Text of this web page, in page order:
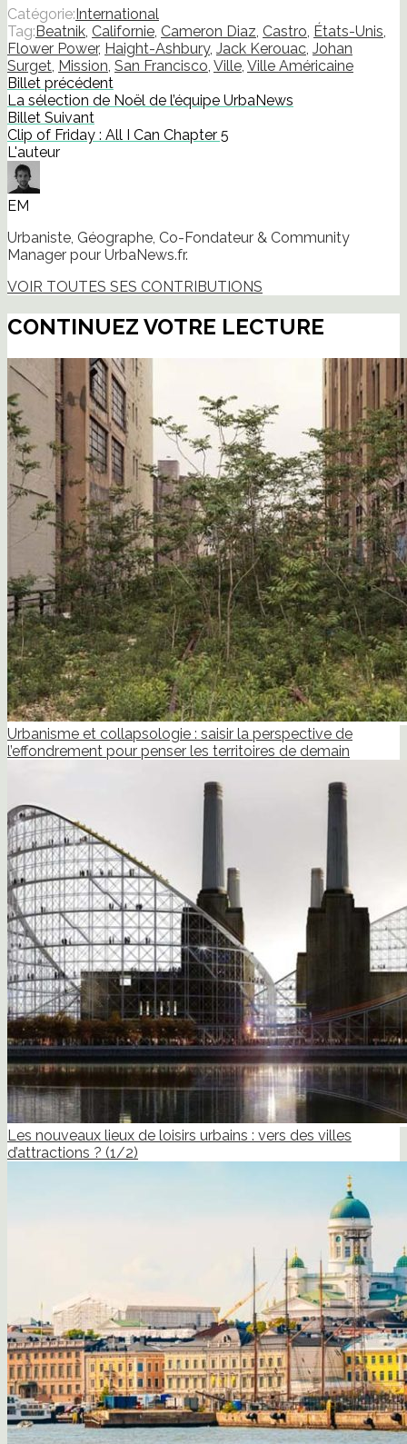
Facebook(ouvre
dans
une
nouvelle
fenêtre)
Twitter(ouvre
dans
une
nouvelle
fenêtre)
LinkedIn(ouvre
dans
une
nouvelle
fenêtre)
une
nouvelle
fenêtre)
e-
mail
à
un
dans
une
fenêtre)
fenêtre)
Catégorie:International
Tag:Beatnik, Californie, Cameron Diaz, Castro, États-Unis,
Flower Power, Haight-Ashbury, Jack Kerouac, Johan
Surget, Mission, San Francisco, Ville, Ville Américaine
Billet précédent
La sélection de Noël de l’équipe UrbaNews
Billet Suivant
Clip of Friday : All I Can Chapter 5
L'auteur
EM
Urbaniste, Géographe, Co-Fondateur & Community
Manager pour UrbaNews.fr.
VOIR TOUTES SES CONTRIBUTIONS
CONTINUEZ VOTRE LECTURE
Urbanisme et collapsologie : saisir la perspective de
l’effondrement pour penser les territoires de demain
Les nouveaux lieux de loisirs urbains : vers des villes
d’attractions ? (1/2)